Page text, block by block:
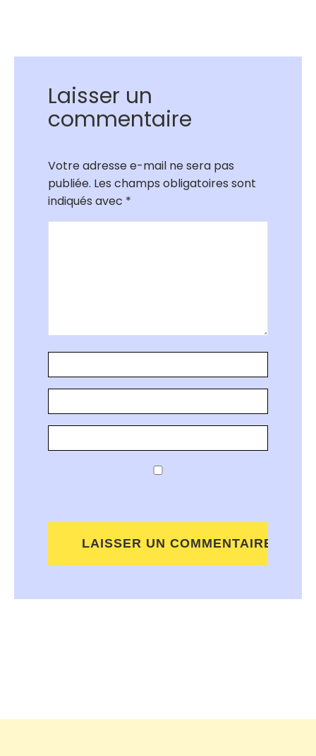
Laisser un
commentaire
Votre adresse e-mail ne sera pas
publiée. Les champs obligatoires sont
indiqués avec *